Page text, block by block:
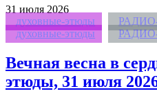
31 июля 2026
духовные-этюды
духовные-этюды
Вечная весна в
этюды, 31 июля